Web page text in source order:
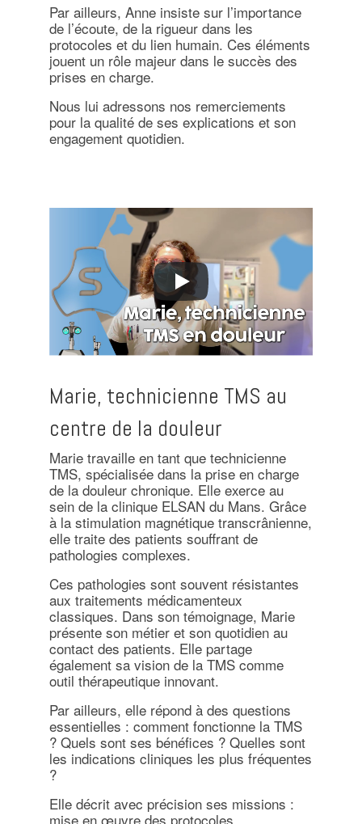
Par ailleurs, Anne insiste sur l’importance
de l’écoute, de la rigueur dans les
protocoles et du lien humain. Ces éléments
jouent un rôle majeur dans le succès des
prises en charge.
Nous lui adressons nos remerciements
pour la qualité de ses explications et son
engagement quotidien.
Marie, technicienne TMS au
centre de la douleur
Marie travaille en tant que technicienne
TMS, spécialisée dans la prise en charge
de la douleur chronique. Elle exerce au
sein de la clinique ELSAN du Mans. Grâce
à la stimulation magnétique transcrânienne,
elle traite des patients souffrant de
pathologies complexes.
Ces pathologies sont souvent résistantes
aux traitements médicamenteux
classiques. Dans son témoignage, Marie
présente son métier et son quotidien au
contact des patients. Elle partage
également sa vision de la TMS comme
outil thérapeutique innovant.
Par ailleurs, elle répond à des questions
essentielles : comment fonctionne la TMS
? Quels sont ses bénéfices ? Quelles sont
les indications cliniques les plus fréquentes
?
Elle décrit avec précision ses missions :
mise en œuvre des protocoles,